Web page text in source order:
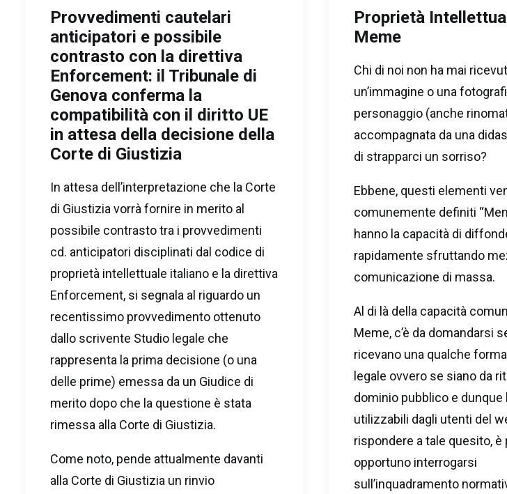
Provvedimenti cautelari
anticipatori e possibile
contrasto con la direttiva
Enforcement: il Tribunale di
Genova conferma la
compatibilità con il diritto UE
in attesa della decisione della
Corte di Giustizia
In attesa dell’interpretazione che la Corte
di Giustizia vorrà fornire in merito al
possibile contrasto tra i provvedimenti
cd. anticipatori disciplinati dal codice di
proprietà intellettuale italiano e la direttiva
Enforcement, si segnala al riguardo un
recentissimo provvedimento ottenuto
dallo scrivente Studio legale che
rappresenta la prima decisione (o una
delle prime) emessa da un Giudice di
merito dopo che la questione è stata
rimessa alla Corte di Giustizia.
Come noto, pende attualmente davanti
alla Corte di Giustizia un rinvio
Proprietà
Meme
Chi di noi non ha mai
un’immagine o una
personaggio (anche
accompagnata da una
di strapparci un sorriso?
Ebbene, questi elementi
comunemente definiti
hanno la capacità di
rapidamente sfruttando
comunicazione di massa.
Al di là della capacità
Meme, c’è da domandarsi
ricevano una qualche
legale ovvero se siano da
dominio pubblico e dunque
utilizzabili dagli utenti del
rispondere a tale quesito,
opportuno interrogarsi
sull’inquadramento